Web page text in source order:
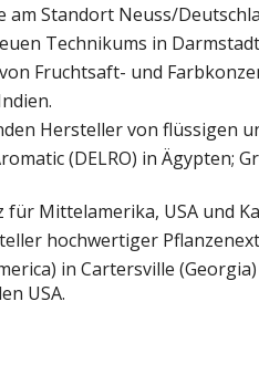
Standort Neuss/
Technikums in
Fruchtsaft- und
Hersteller von flüssigen
(DELRO) in Ägypten;
für Mittelamerika, USA und
hochwertiger
in Cartersville
USA.